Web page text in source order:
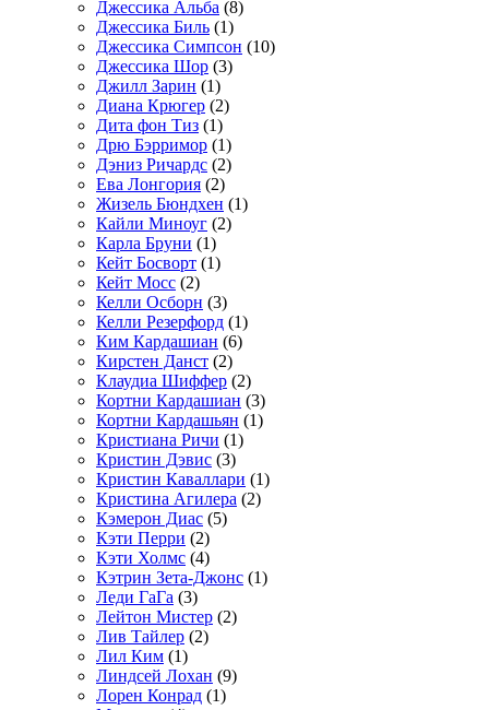
Джессика Альба (8)
Джессика Биль (1)
Джессика Симпсон (10)
Джессика Шор (3)
Джилл Зарин (1)
Диана Крюгер (2)
Дита фон Тиз (1)
Дрю Бэрримор (1)
Дэниз Ричардс (2)
Ева Лонгория (2)
Жизель Бюндхен (1)
Кайли Миноуг (2)
Карла Бруни (1)
Кейт Босворт (1)
Кейт Мосс (2)
Келли Осборн (3)
Келли Резерфорд (1)
Ким Кардашиан (6)
Кирстен Данст (2)
Клаудиа Шиффер (2)
Кортни Кардашиан (3)
Кортни Кардашьян (1)
Кристиана Ричи (1)
Кристин Дэвис (3)
Кристин Каваллари (1)
Кристина Агилера (2)
Кэмерон Диас (5)
Кэти Перри (2)
Кэти Холмс (4)
Кэтрин Зета-Джонс (1)
Леди ГаГа (3)
Лейтон Мистер (2)
Лив Тайлер (2)
Лил Ким (1)
Линдсей Лохан (9)
Лорен Конрад (1)